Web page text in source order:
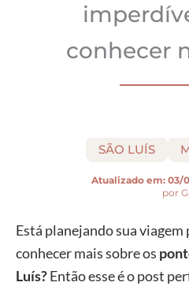
conhecer
SÃO LUÍS
Atualizado em: 03/
por
Está planejando sua viagem
conhecer mais sobre os
Luís?Então esse é o post